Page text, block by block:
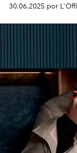
30.06.2025 por